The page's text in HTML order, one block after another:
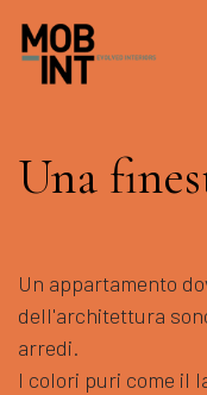
Una
Un appartamento
dell'architettura
arredi.
I colori puri come il